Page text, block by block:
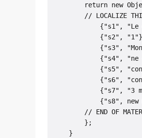
return new
// LOCALIZE
{"s1", "Le
{"s2",
{"s3",
{"s4", "ne
{"s5",
{"s6",
{"s7", "3
{"s8", new
// END OF
        };
    }